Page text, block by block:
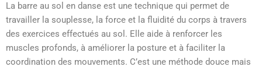
La barre au sol en danse est une technique qui permet de
travailler la souplesse, la force et la fluidité du corps à travers
des exercices effectués au sol. Elle aide à renforcer les
muscles profonds, à améliorer la posture et à faciliter la
coordination des mouvements. C’est une méthode douce mais